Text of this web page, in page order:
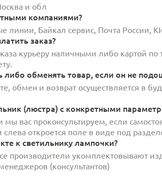
и обл
компаниями?
линии, Байкал сервис, Почта России,
заказ?
курьеру наличными либо картой
либо обменять товар, если он не
обмен и возврат осуществляется в
(люстра) с конкретными
мы вас проконсультируем, если
слева откроется поле в виде под
к светильнику лампочки?
производители укомплектовывают
(консультантов)